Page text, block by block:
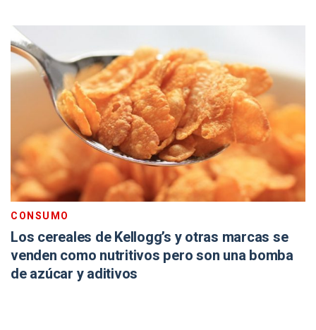
CONSUMO
Los cereales de Kellogg’s y otras marcas se
venden como nutritivos pero son una bomba
de azúcar y aditivos